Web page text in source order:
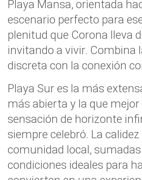
Playa Mansa, orientada
escenario perfecto para
plenitud que Corona lleva
invitando a vivir. Combina
discreta con la conexión
Playa Sur es la más
más abierta y la que
sensación de horizonte
siempre celebró. La
comunidad local,
condiciones ideales para